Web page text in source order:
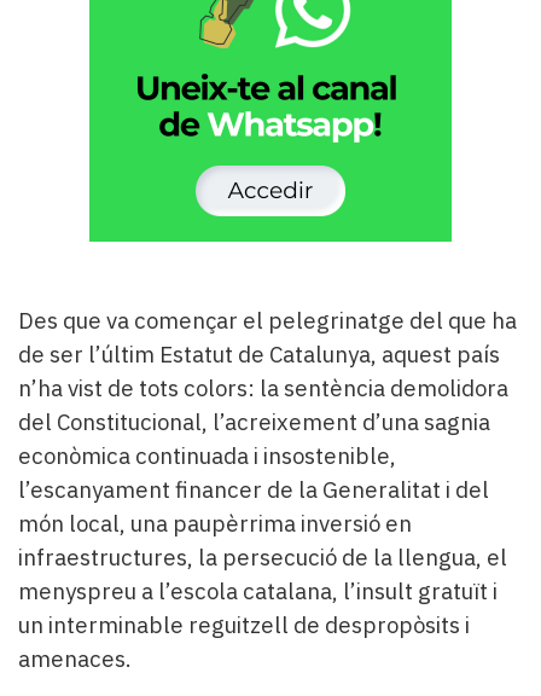
Des que va començar el pelegrinatge del que ha
de ser l’últim Estatut de Catalunya, aquest país
n’ha vist de tots colors: la sentència demolidora
del Constitucional, l’acreixement d’una sagnia
econòmica continuada i insostenible,
l’escanyament financer de la Generalitat i del
món local, una paupèrrima inversió en
infraestructures, la persecució de la llengua, el
menyspreu a l’escola catalana, l’insult gratuït i
un interminable reguitzell de despropòsits i
amenaces.